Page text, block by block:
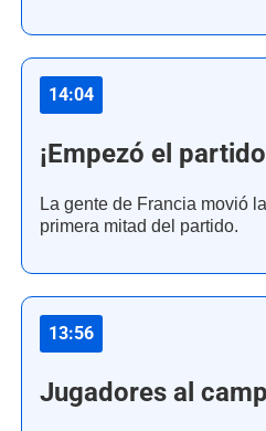
14:04
¡Empezó el
La gente de Francia movió
primera mitad del partido.
13:56
Jugadores al